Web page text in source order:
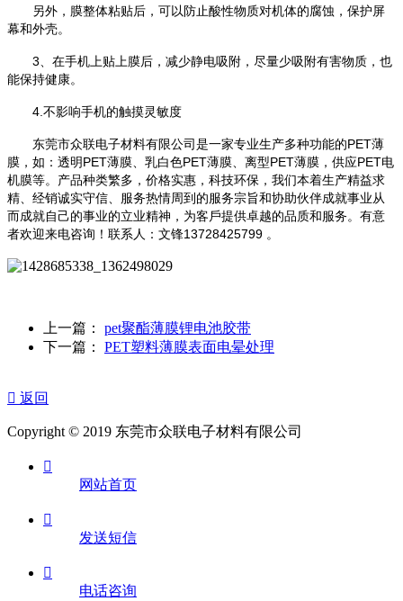
另外，膜整体粘贴后，可以防止酸性物质对机体的腐蚀，保护屏
幕和外壳。
3、在手机上贴上膜后，减少静电吸附，尽量少吸附有害物质，也
能保持健康。
4.不影响手机的触摸灵敏度
东莞市众联电子材料有限公司是一家专业生产多种功能的PET薄
膜，如：透明PET薄膜、乳白色PET薄膜、离型PET薄膜，供应PET电
机膜等。产品种类繁多，价格实惠，科技环保，我们本着生产精益求
精、经销诚实守信、服务热情周到的服务宗旨和协助伙伴成就事业从
而成就自己的事业的立业精神，为客戶提供卓越的品质和服务。有意
者欢迎来电咨询！联系人：文锋13728425799 。
上一篇： pet聚酯薄膜锂电池胶带
下一篇： PET塑料薄膜表面电晕处理
 返回
Copyright © 2019 东莞市众联电子材料有限公司

网站首页

发送短信

电话咨询